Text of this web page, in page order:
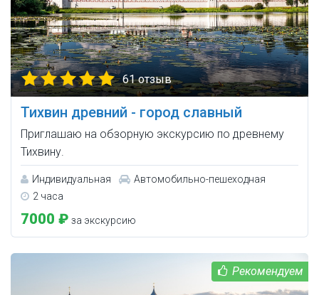
61 отзыв
Тихвин древний - город славный
Приглашаю на обзорную экскурсию по древнему
Тихвину.
Индивидуальная
Автомобильно-пешеходная
2 часа
7000 ₽ за экскурсию